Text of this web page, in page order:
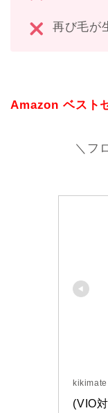
再び毛が
Amazon ベスト
＼フ
kikimate
(VIO